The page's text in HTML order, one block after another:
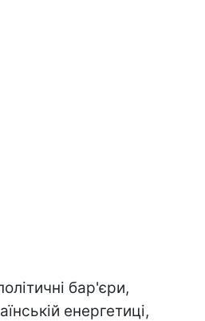
бар'єри,
енергетиці,